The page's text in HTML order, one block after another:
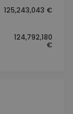
125,243,043 €
124,792,180
€